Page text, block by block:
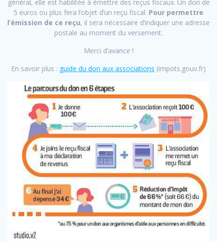
général, elle est habilitée à émettre des reçus fiscaux. Un don de
5 euros ou plus fera l’objet d’un reçu fiscal. Pour permettre
l’émission de ce reçu, il sera nécessaire d’indiquer une adresse
postale au moment du versement.
Merci d’avance !
En savoir plus : guide du don aux associations (impots.gouv.fr)